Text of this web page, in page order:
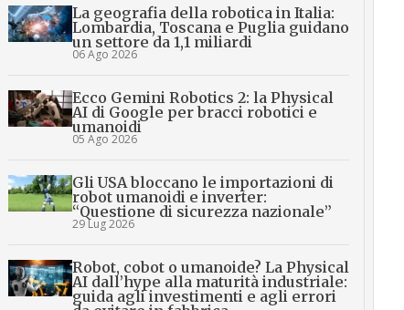
La geografia della robotica in Italia:
Lombardia, Toscana e Puglia guidano
un settore da 1,1 miliardi
06 Ago 2026
Ecco Gemini Robotics 2: la Physical
AI di Google per bracci robotici e
umanoidi
05 Ago 2026
Gli USA bloccano le importazioni di
robot umanoidi e inverter:
“Questione di sicurezza nazionale”
29 Lug 2026
Robot, cobot o umanoide? La Physical
AI dall’hype alla maturità industriale:
guida agli investimenti e agli errori